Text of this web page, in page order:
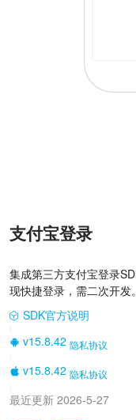
支付宝登录
集成第三方支付宝登录
现快捷登录，需二次开发。
SDK官方说明
v15.8.42 隐私协议
v15.8.42 隐私协议
最近更新 2026-5-27